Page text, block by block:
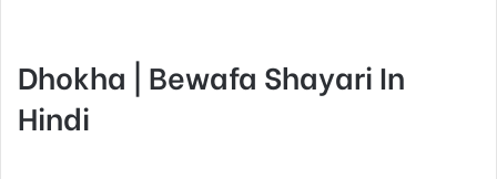
Dhokha | Bewafa Shayari In
Hindi